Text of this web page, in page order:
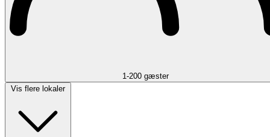
1-200 gæster
Vis flere lokaler